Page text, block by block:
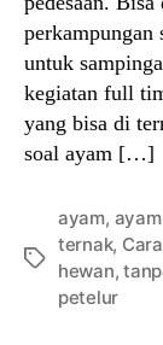
perkampungan
untuk
kegiatan full
yang bisa di
soal ayam […]
Tags
ayam,
ternak,
hewan,
petelur